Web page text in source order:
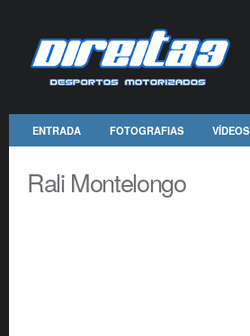
ENTRADA FOTOGRAFIAS VÍDEOS
Rali Montelongo